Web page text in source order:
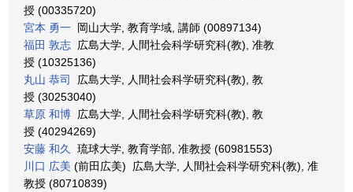
授 (00335720)
宮本 勇一 岡山大学, 教育学域, 講師 (00897134)
福田 敦志 広島大学, 人間社会科学研究科(教), 准教
授 (10325136)
丸山 恭司
広島大学, 人間社会科学研究科(教), 教
授 (30253040)
草原 和博 広島大学, 人間社会科学研究科(教), 教
授 (40294269)
安藤 和久
琉球大学, 教育学部, 准教授 (60981553)
川口 広美 (前田広美) 広島大学, 人間社会科学研究科(教), 准
教授 (80710839)